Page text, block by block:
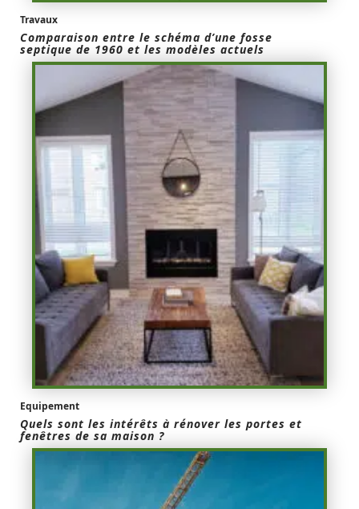
Travaux
Comparaison entre le schéma d’une fosse
septique de 1960 et les modèles actuels
Equipement
Quels sont les intérêts à rénover les portes et
fenêtres de sa maison ?